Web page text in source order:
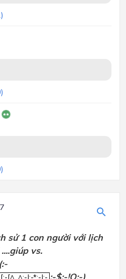
sử 1 con người với lịch
vs.
[:-[^_^:-|:-*:-|:-:-$:-!O:-)